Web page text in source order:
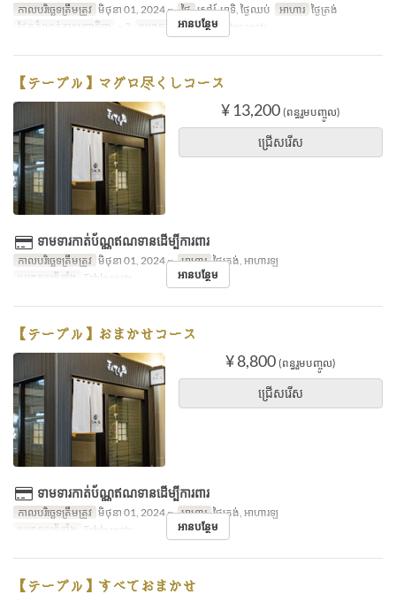
កាលបរិច្ឆេទត្រឹមត្រូវ មិថុនា 01, 2024 ~ ថ្ងៃ សៅរ៍, អាទិ, ថ្ងៃឈប់ អាហារ ថ្ងៃត្រង់
ដែនកំណត់ការបញ្ជាទិញ
~ 2 ប្រភេទកន្រ្ត័តាំង Counter seats
អានបន្ថែម
【テーブル】マグロ尽くしコース
¥ 13,200 (ពន្ធរួមបញ្ចូល)
ជ្រើសរើស
ទាមទារកាត់ប័ណ្ណឥណទានដើម្បីការពារ
កាលបរិច្ឆេទត្រឹមត្រូវ មិថុនា 01, 2024 ~ អាហារ ថ្ងៃត្រង់, អាហារឡ
ប្រភេទកន្រ្ត័តាំង
Table seats អានបន្ថែម
【テーブル】おまかせコース
¥ 8,800 (ពន្ធរួមបញ្ចូល)
ជ្រើសរើស
ទាមទារកាត់ប័ណ្ណឥណទានដើម្បីការពារ
កាលបរិច្ឆេទត្រឹមត្រូវ មិថុនា 01, 2024 ~ អាហារ ថ្ងៃត្រង់, អាហារឡ
ប្រភេទកន្រ្ត័តាំង
Table seats អានបន្ថែម
【テーブル】すべておまかせ